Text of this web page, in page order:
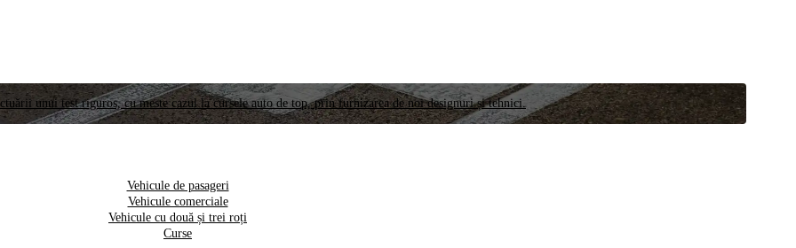
unui test riguros, cu meste cazul la cursele auto de top, prin furnizarea de noi designuri și tehnici.
Vehicule de pasageri
Vehicule comerciale
Vehicule cu două și trei roți
Curse